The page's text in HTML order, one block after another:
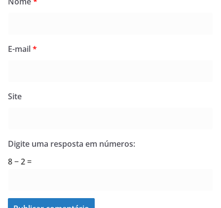
E-mail*
Site
Digite uma resposta em números:
8 − 2 =